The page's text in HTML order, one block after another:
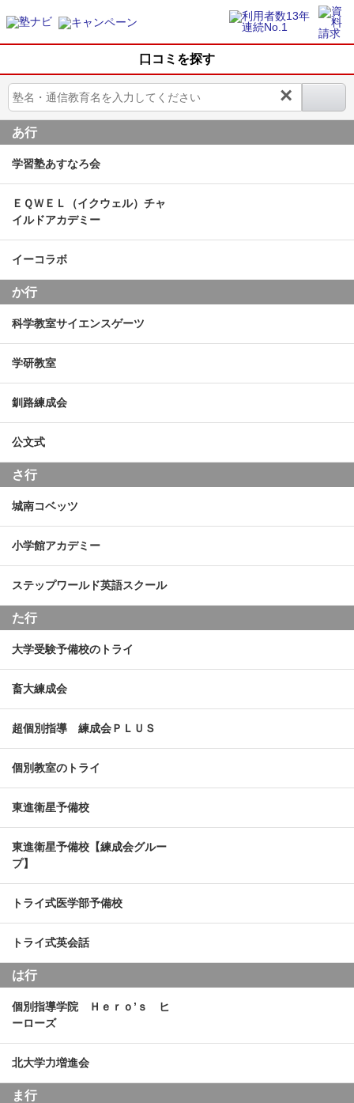
口コミを探す
×
あ行
学習塾あすなろ会
ＥＱＷＥＬ（イクウェル）チャ
イルドアカデミー
イーコラボ
か行
科学教室サイエンスゲーツ
学研教室
釧路練成会
公文式
さ行
城南コベッツ
小学館アカデミー
ステップワールド英語スクール
た行
大学受験予備校のトライ
畜大練成会
超個別指導 練成会ＰＬＵＳ
個別教室のトライ
東進衛星予備校
東進衛星予備校【練成会グルー
プ】
トライ式医学部予備校
トライ式英会話
は行
個別指導学院 Ｈｅｒｏ’ｓ ヒ
ーローズ
北大学力増進会
ま行